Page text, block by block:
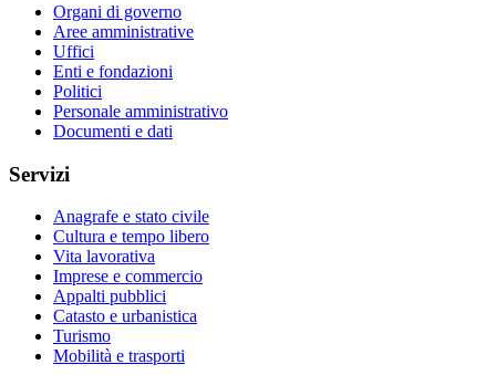
Organi di governo
Aree amministrative
Uffici
Enti e fondazioni
Politici
Personale amministrativo
Documenti e dati
Servizi
Anagrafe e stato civile
Cultura e tempo libero
Vita lavorativa
Imprese e commercio
Appalti pubblici
Catasto e urbanistica
Turismo
Mobilità e trasporti